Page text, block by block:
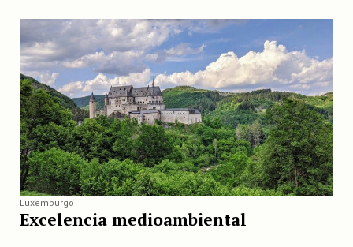
Luxemburgo
Excelencia medioambiental